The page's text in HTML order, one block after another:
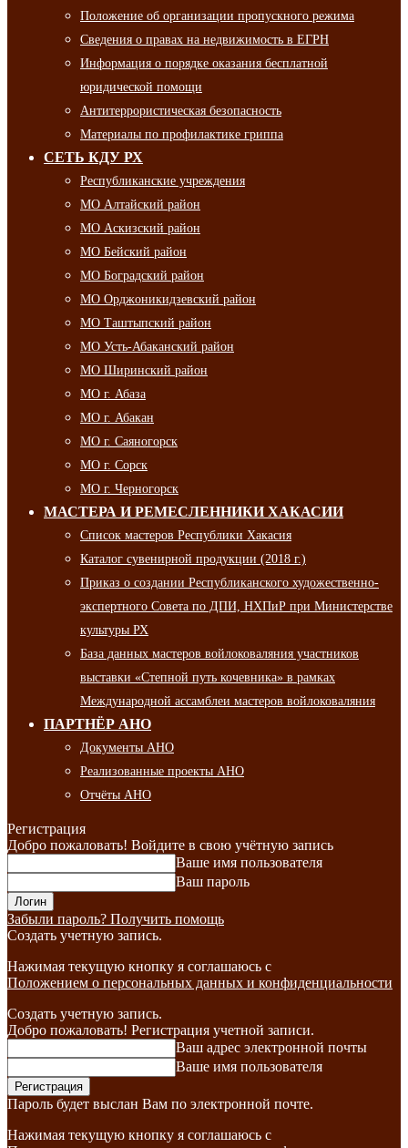
Положение об организации пропускного режима
Сведения о правах на недвижимость в ЕГРН
Информация о порядке оказания бесплатной
юридической помощи
Антитеррористическая безопасность
Материалы по профилактике гриппа
СЕТЬ КДУ РХ
Республиканские учреждения
МО Алтайский район
МО Аскизский район
МО Бейский район
МО Боградский район
МО Орджоникидзевский район
МО Таштыпский район
МО Усть-Абаканский район
МО Ширинский район
МО г. Абаза
МО г. Абакан
МО г. Саяногорск
МО г. Сорск
МО г. Черногорск
МАСТЕРА И РЕМЕСЛЕННИКИ ХАКАСИИ
Список мастеров Республики Хакасия
Каталог сувенирной продукции (2018 г.)
Приказ о создании Республиканского художественно-
экспертного Совета по ДПИ, НХПиР при Министерстве
культуры РХ
База данных мастеров войлоковаляния участников
выставки «Степной путь кочевника» в рамках
Международной ассамблеи мастеров войлоковаляния
ПАРТНЁР АНО
Документы АНО
Реализованные проекты АНО
Отчёты АНО
Регистрация
Добро пожаловать! Войдите в свою учётную запись
Ваше имя пользователя
Ваш пароль
Забыли пароль? Получить помощь
Создать учетную запись.
Нажимая текущую кнопку я соглашаюсь с
Положением о персональных данных и конфиденциальности
Создать учетную запись.
Добро пожаловать! Регистрация учетной записи.
Ваш адрес электронной почты
Ваше имя пользователя
Пароль будет выслан Вам по электронной почте.
Нажимая текущую кнопку я соглашаюсь с